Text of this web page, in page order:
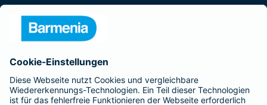
Barmenia ist Teil der BarmeniaGothaer
BELIEBTE SEITEN